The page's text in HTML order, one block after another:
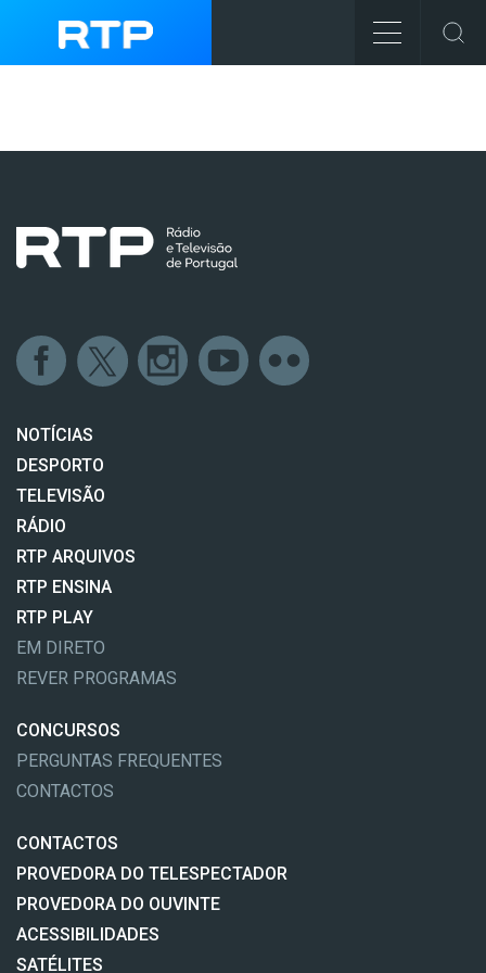
NOTÍCIAS
DESPORTO
TELEVISÃO
RÁDIO
RTP ARQUIVOS
RTP ENSINA
RTP PLAY
EM DIRETO
REVER PROGRAMAS
CONCURSOS
PERGUNTAS FREQUENTES
CONTACTOS
CONTACTOS
PROVEDORA DO TELESPECTADOR
PROVEDORA DO OUVINTE
ACESSIBILIDADES
SATÉLITES